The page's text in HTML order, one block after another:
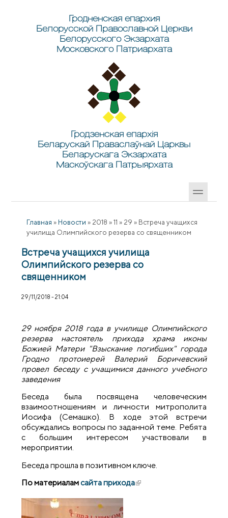
Гродненская епархия
Белорусской Православной Церкви
Белорусского Экзархата
Московского Патриархата
Гродзенская епархія
Беларускай Праваслаўнай Царквы
Беларускага Экзархата
Маскоўскага Патрыярхата
Главная » Новости » 2018 » 11 » 29 » Встреча учащихся
училища Олимпийского резерва со священником
Встреча учащихся училища
Олимпийского резерва со
священником
29/11/2018 - 21:04
29 ноября 2018 года в училище Олимпийского
резерва настоятель прихода храма иконы
Божией Матери "Взыскание погибших" города
Гродно протоиерей Валерий Боричевский
провел беседу с учащимися данного учебного
заведения
Беседа была посвящена человеческим
взаимоотношениям и личности митрополита
Иосифа (Семашко). В ходе этой встречи
обсуждались вопросы по заданной теме. Ребята
с большим интересом участвовали в
мероприятии.
Беседа прошла в позитивном ключе.
По материаламсайта прихода(внешняя ссылка)